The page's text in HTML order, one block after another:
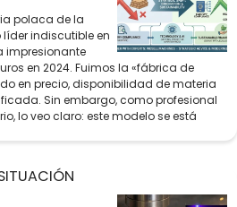
polaca de la
indiscutible en
impresionante
en 2024. Fuimos la «fábrica de
en precio, disponibilidad de materia
Sin embargo, como profesional
lo veo claro: este modelo se está